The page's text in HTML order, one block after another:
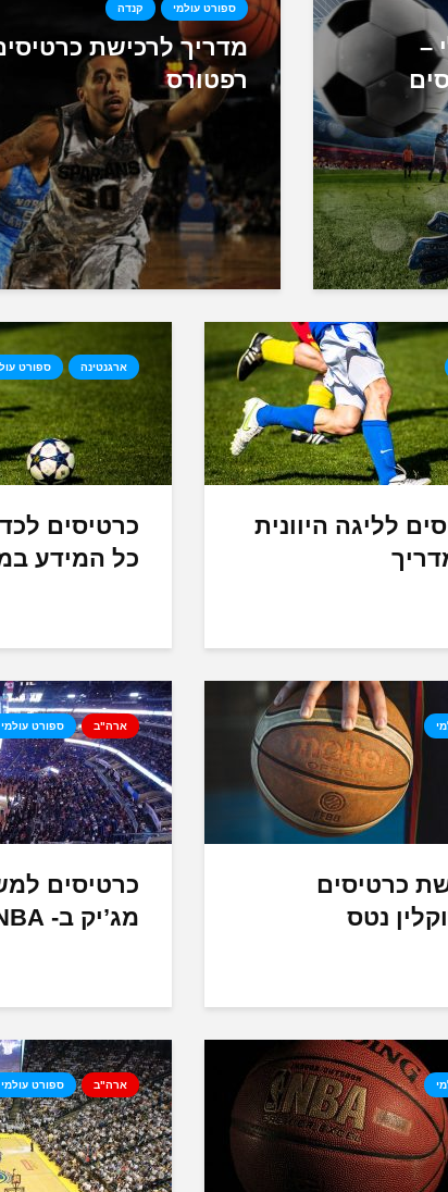
–
ספורט עולמי קנדה
מדריך לרכישת
רפטורס
לליגה היוונית
ארגנטינה ספורט
כרטיסים
כל המידע
כרטיסים
נטס
ארה"ב ספורט עולמי
כרטיסים
מג’יק ב- NBA – מדריך
ארה"ב ספורט עולמי